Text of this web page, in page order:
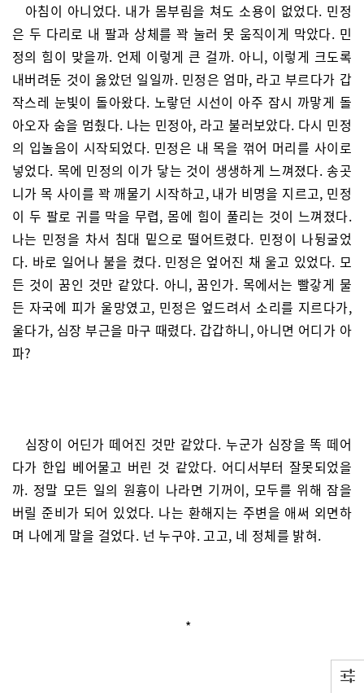
아침이 아니었다. 내가 몸부림을 쳐도 소용이 없었다. 민정
은 두 다리로 내 팔과 상체를 꽉 눌러 못 움직이게 막았다. 민
정의 힘이 맞을까. 언제 이렇게 큰 걸까. 아니, 이렇게 크도록
내버려둔 것이 옳았던 일일까. 민정은 엄마, 라고 부르다가 갑
작스레 눈빛이 돌아왔다. 노랗던 시선이 아주 잠시 까맣게 돌
아오자 숨을 멈췄다. 나는 민정아, 라고 불러보았다. 다시 민정
의 입놀음이 시작되었다. 민정은 내 목을 꺾어 머리를 사이로
넣었다. 목에 민정의 이가 닿는 것이 생생하게 느껴졌다. 송곳
니가 목 사이를 꽉 깨물기 시작하고, 내가 비명을 지르고, 민정
이 두 팔로 귀를 막을 무렵, 몸에 힘이 풀리는 것이 느껴졌다.
나는 민정을 차서 침대 밑으로 떨어트렸다. 민정이 나뒹굴었
다. 바로 일어나 불을 켰다. 민정은 엎어진 채 울고 있었다. 모
든 것이 꿈인 것만 같았다. 아니, 꿈인가. 목에서는 빨갛게 물
든 자국에 피가 울망였고, 민정은 엎드려서 소리를 지르다가,
울다가, 심장 부근을 마구 때렸다. 갑갑하니, 아니면 어디가 아
파?
심장이 어딘가 떼어진 것만 같았다. 누군가 심장을 똑 떼어
다가 한입 베어물고 버린 것 같았다. 어디서부터 잘못되었을
까. 정말 모든 일의 원흉이 나라면 기꺼이, 모두를 위해 잠을
버릴 준비가 되어 있었다. 나는 환해지는 주변을 애써 외면하
며 나에게 말을 걸었다. 넌 누구야. 고고, 네 정체를 밝혀.
*